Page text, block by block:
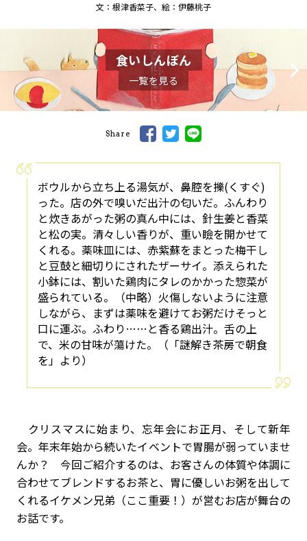
文：根津香菜子、絵：伊藤桃子
食いしんぼん
一覧を見る
Share
ボウルから立ち上る湯気が、鼻腔を擽(くすぐ)
った。店の外で嗅いだ出汁の匂いだ。ふんわり
と炊きあがった粥の真ん中には、針生姜と香菜
と松の実。清々しい香りが、重い瞼を開かせて
くれる。薬味皿には、赤紫蘇をまとった梅干し
と豆鼓と細切りにされたザーサイ。添えられた
小鉢には、割いた鶏肉にタレのかかった惣菜が
盛られている。（中略）火傷しないように注意
しながら、まずは薬味を避けてお粥だけそっと
口に運ぶ。ふわり……と香る鶏出汁。舌の上
で、米の甘味が蕩けた。（「謎解き茶房で朝食
を」より）
クリスマスに始まり、忘年会にお正月、そして新年
会。年末年始から続いたイベントで胃腸が弱っていませ
んか？ 今回ご紹介するのは、お客さんの体質や体調に
合わせてブレンドするお茶と、胃に優しいお粥を出して
くれるイケメン兄弟（ここ重要！）が営むお店が舞台の
お話です。